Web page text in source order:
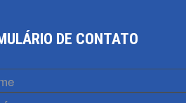
DE CONTATO